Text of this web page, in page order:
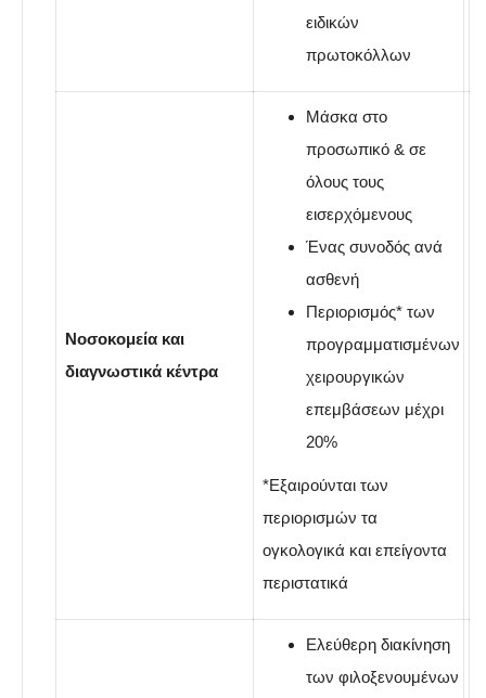
ειδικών
πρωτοκόλλων
Νοσοκομεία και
διαγνωστικά κέντρα
Μάσκα στο
προσωπικό & σε
όλους τους
εισερχόμενους
Ένας συνοδός ανά
ασθενή
Περιορισμός* των
προγραμματισμένων
χειρουργικών
επεμβάσεων μέχρι
20%
*Εξαιρούνται των
περιορισμών τα
ογκολογικά και επείγοντα
περιστατικά
Ελεύθερη διακίνηση
των φιλοξενουμένων